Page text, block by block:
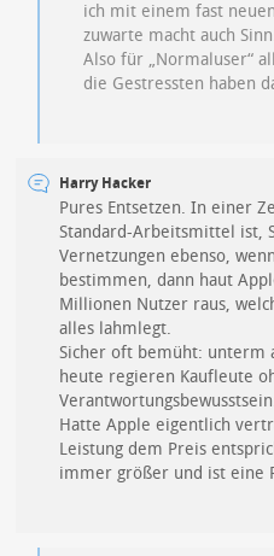
ich mit einem fast
zuwarte macht auch
Also für „Normaluser“
die Gestressten haben
Harry Hacker
Pures Entsetzen. In einer
Standard-Arbeitsmittel ist,
Vernetzungen ebenso,
bestimmen, dann haut
Millionen Nutzer raus,
alles lahmlegt.
Sicher oft bemüht: unterm
heute regieren Kaufleute
Hatte Apple eigentlich
Leistung dem Preis
immer größer und ist eine